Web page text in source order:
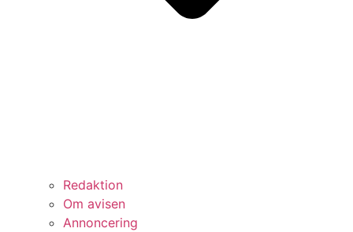
Redaktion
Om avisen
Annoncering